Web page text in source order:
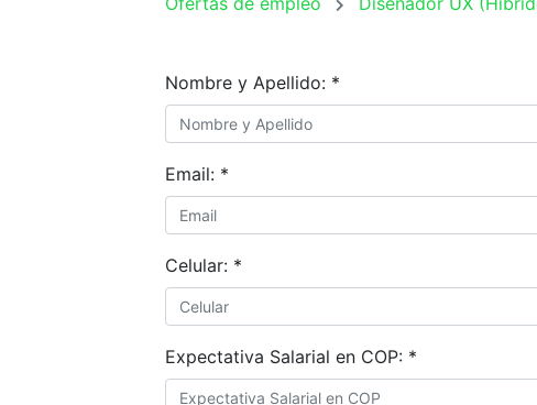
Nombre y Apellido: *
Email: *
Celular: *
Expectativa Salarial en COP: *